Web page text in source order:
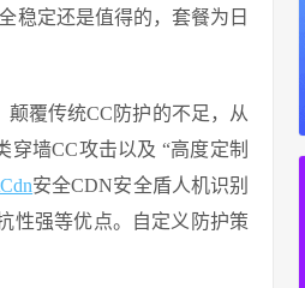
稳定还是值得的，套餐为日
覆传统CC防护的不足，从
墙CC攻击以及 “高度定制
安全CDN安全盾人机识别
性强等优点。自定义防护策